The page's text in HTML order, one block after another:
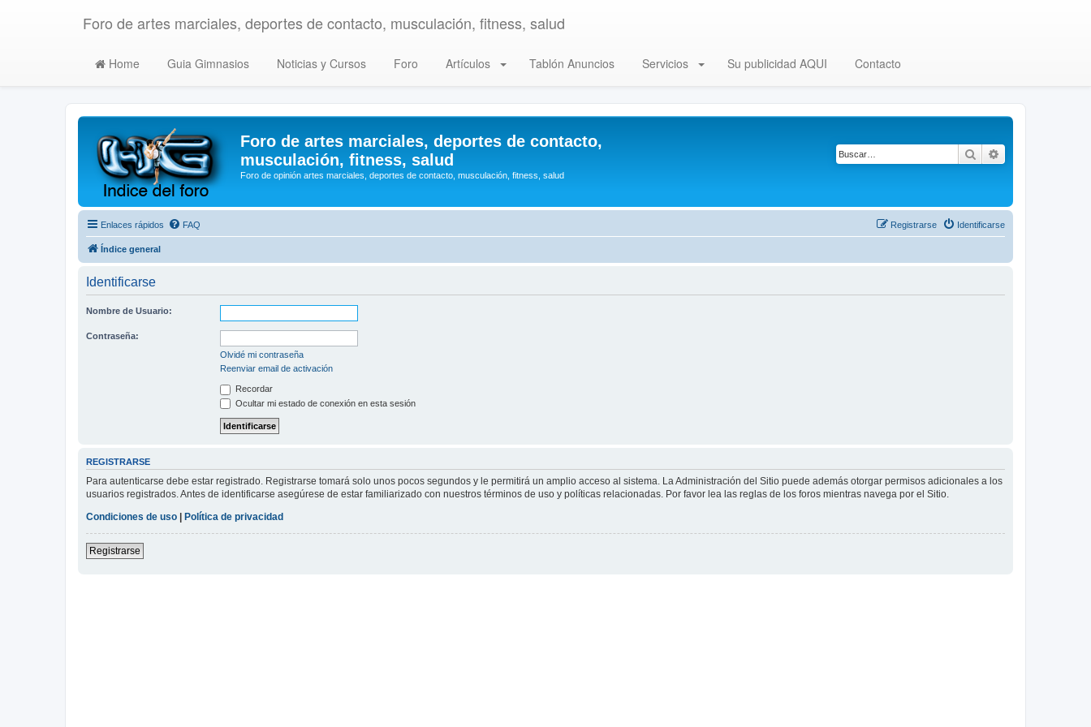
Foro de artes marciales, deportes de contacto, musculación, fitness, salud
Home Guia Gimnasios Noticias y Cursos Foro Artículos Tablón Anuncios Servicios Su publicidad AQUI Contacto
Foro de artes marciales, deportes de contacto,
musculación, fitness, salud
Foro de opinión artes marciales, deportes de contacto, musculación, fitness, salud
Buscar
Enlaces rápidos FAQ Identificarse
Registrarse
Índice general
Identificarse
Nombre de Usuario:
Contraseña:
Olvidé mi contraseña
Reenviar email de activación
Recordar
Ocultar mi estado de conexión en esta sesión
REGISTRARSE
Para autenticarse debe estar registrado. Registrarse tomará solo unos pocos segundos y le permitirá un amplio acceso al sistema. La Administración del Sitio puede además otorgar permisos adicionales a los
usuarios registrados. Antes de identificarse asegúrese de estar familiarizado con nuestros términos de uso y políticas relacionadas. Por favor lea las reglas de los foros mientras navega por el Sitio.
Condiciones de uso | Política de privacidad
Registrarse